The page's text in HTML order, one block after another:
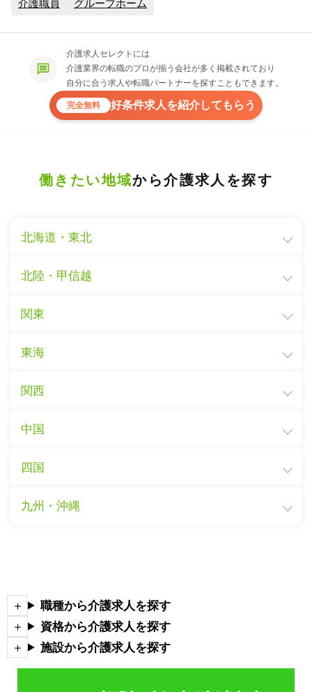
介護職員 グループホーム
介護求人セレクトには
介護業界の転職のプロが揃う会社が多く掲載されており
自分に合う求人や転職パートナーを探すこともできます。
完全無料 好条件求人を紹介してもらう
働きたい地域から介護求人を探す
北海道・東北
北陸・甲信越
関東
東海
関西
中国
四国
九州・沖縄
職種から介護求人を探す
資格から介護求人を探す
施設から介護求人を探す